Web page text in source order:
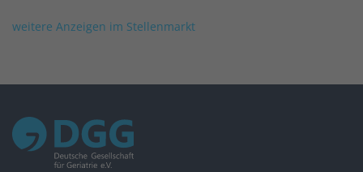
weitere Anzeigen im Stellenmarkt